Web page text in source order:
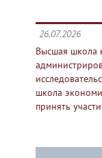
26.07.2026
Высшая школа
школа
принять